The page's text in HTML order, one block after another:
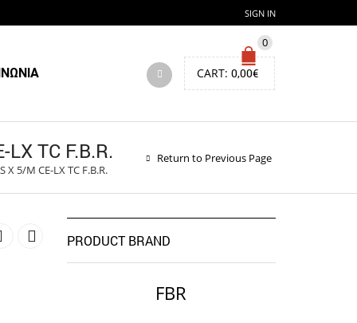
SIGN IN
0
CART: 0,00€
TC F.B.R.
5/M CE-LX TC F.B.R.
Return to Previous Page
PRODUCT BRAND
FBR